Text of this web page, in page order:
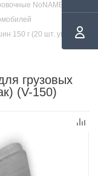
NoNAME
150 г (20 шт. упак)
грузовых
(V-150)